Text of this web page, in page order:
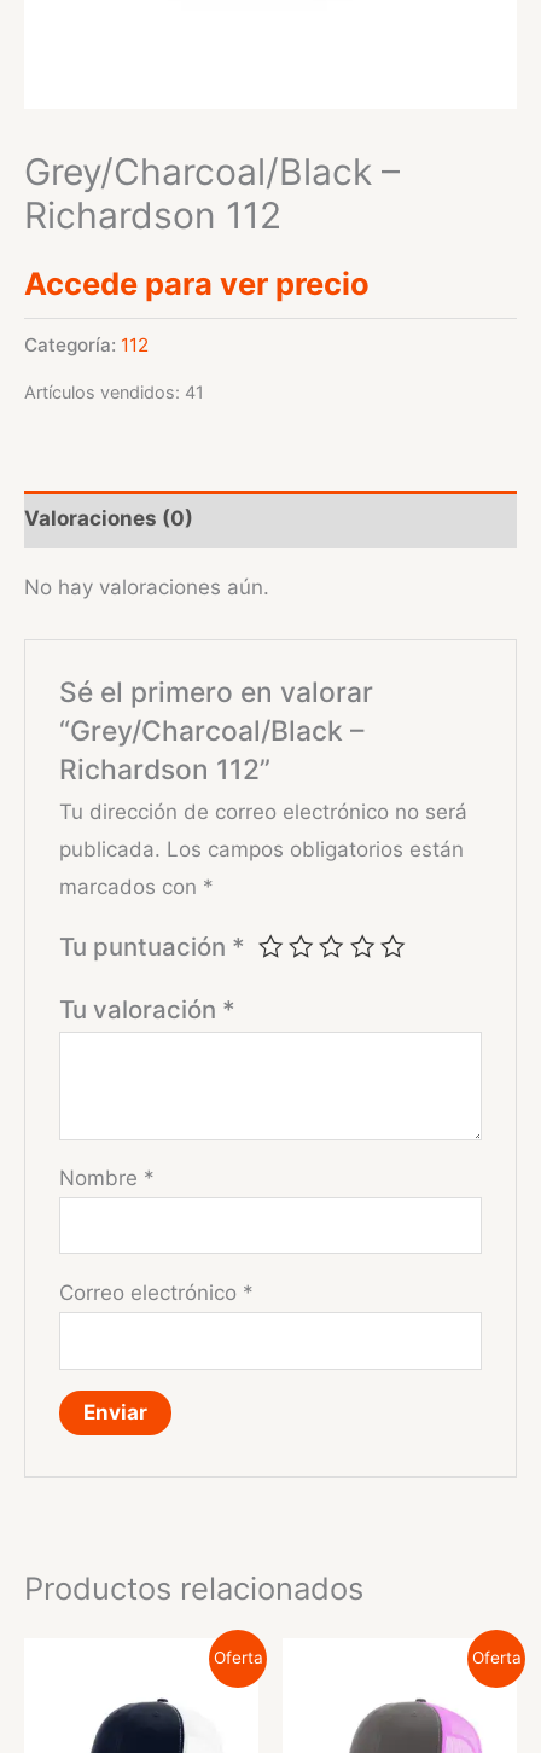
Grey/Charcoal/Black –
Richardson 112
Accede para ver precio
Categoría: 112
Artículos vendidos: 41
Valoraciones (0)
No hay valoraciones aún.
Sé el primero en valorar
“Grey/Charcoal/Black –
Richardson 112”
Tu dirección de correo electrónico no será
publicada. Los campos obligatorios están
marcados con *
Tu puntuación *
Tu valoración *
Nombre *
Correo electrónico *
Productos relacionados
Oferta Oferta